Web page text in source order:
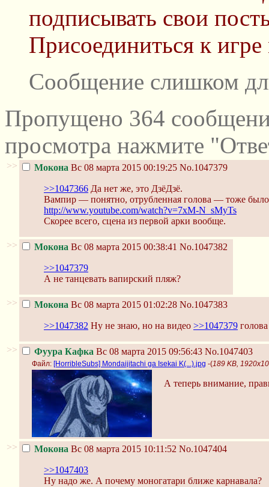
подписывать свои
Присоединиться к
Сообщение слишком
Пропущено 364
просмотра нажмите
>> Мокона Вс 08 марта 2015 00:19:25 No.1047379
>>1047366 Да нет же, это ДзёДзё.
Вампир — понятно, отрубленная голова — тоже
http://www.youtube.com/watch?v=7xM-N_sMyTs
Скорее всего, сцена из первой арки вообще.
>> Мокона Вс 08 марта 2015 00:38:41 No.1047382
>>1047379
А не танцевать вапирский пляж?
>> Мокона Вс 08 марта 2015 01:02:28 No.1047383
>>1047382 Ну не знаю, но на видео >>1047379
>> Фуура Кафка Вс 08 марта 2015 09:56:43 No.1047403
Файл: [HorribleSubs] Mondaijitachi ga Isekai K(...).jpg -(189 KB,
А теперь внимание,
>> Мокона Вс 08 марта 2015 10:11:52 No.1047404
>>1047403
Ну надо же. А почему моногатари ближе карнавала?